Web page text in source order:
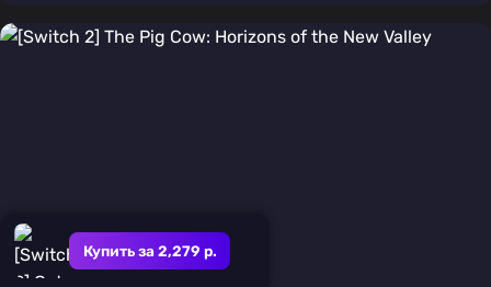
Купить за 2,279 р.